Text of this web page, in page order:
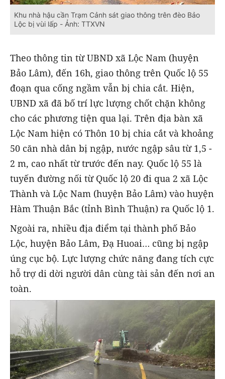
Khu nhà hậu cần Trạm Cảnh sát giao thông trên đèo Bảo
Lộc bị vùi lấp - Ảnh: TTXVN
Theo thông tin từ UBND xã Lộc Nam (huyện
Bảo Lâm), đến 16h, giao thông trên Quốc lộ 55
đoạn qua cống ngầm vẫn bị chia cắt. Hiện,
UBND xã đã bố trí lực lượng chốt chặn không
cho các phương tiện qua lại. Trên địa bàn xã
Lộc Nam hiện có Thôn 10 bị chia cắt và khoảng
50 căn nhà dân bị ngập, nước ngập sâu từ 1,5 -
2 m, cao nhất từ trước đến nay. Quốc lộ 55 là
tuyến đường nối từ Quốc lộ 20 đi qua 2 xã Lộc
Thành và Lộc Nam (huyện Bảo Lâm) vào huyện
Hàm Thuận Bắc (tỉnh Bình Thuận) ra Quốc lộ 1.
Ngoài ra, nhiều địa điểm tại thành phố Bảo
Lộc, huyện Bảo Lâm, Đạ Huoai… cũng bị ngập
úng cục bộ. Lực lượng chức năng đang tích cực
hỗ trợ di dời người dân cùng tài sản đến nơi an
toàn.